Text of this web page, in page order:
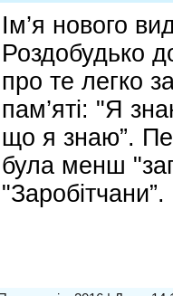
Ім’я нового
Роздобудько
про те легко
пам’яті: "Я
що я знаю”.
була менш
"Заробітчани”.